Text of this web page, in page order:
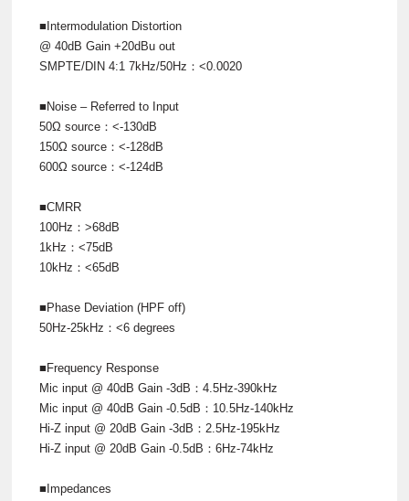
■Intermodulation Distortion
@ 40dB Gain +20dBu out
SMPTE/DIN 4:1 7kHz/50Hz：<0.0020
■Noise – Referred to Input
50Ω source：<-130dB
150Ω source：<-128dB
600Ω source：<-124dB
■CMRR
100Hz：>68dB
1kHz：<75dB
10kHz：<65dB
■Phase Deviation (HPF off)
50Hz-25kHz：<6 degrees
■Frequency Response
Mic input @ 40dB Gain -3dB：4.5Hz-390kHz
Mic input @ 40dB Gain -0.5dB：10.5Hz-140kHz
Hi-Z input @ 20dB Gain -3dB：2.5Hz-195kHz
Hi-Z input @ 20dB Gain -0.5dB：6Hz-74kHz
■Impedances